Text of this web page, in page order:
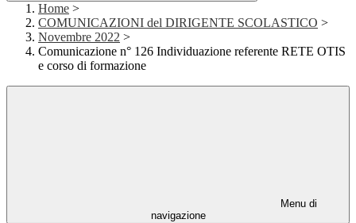
Home >
COMUNICAZIONI del DIRIGENTE SCOLASTICO >
Novembre 2022 >
Comunicazione n° 126 Individuazione referente RETE OTIS
e corso di formazione
Menu di
navigazione